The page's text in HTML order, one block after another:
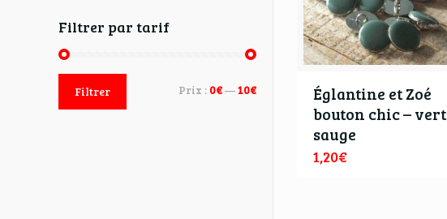
Églantine et Zoé
bouton chic – vert
sauge
1,20€
Filtrer par tarif
Filtrer Prix : 0€—10€